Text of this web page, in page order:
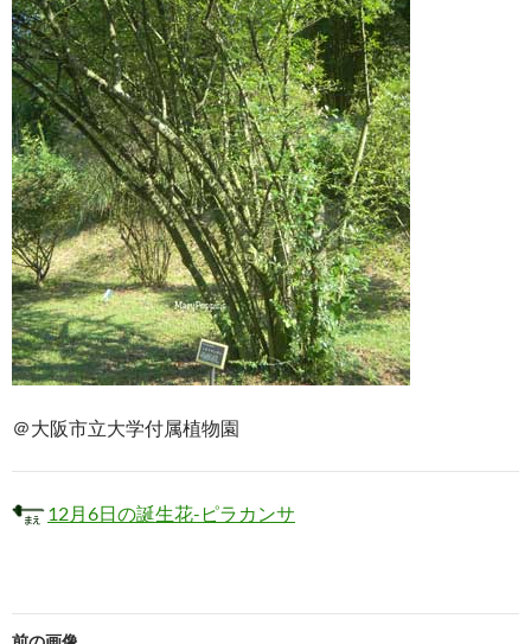
＠大阪市立大学付属植物園
12月6日の誕生花-ピラカンサ